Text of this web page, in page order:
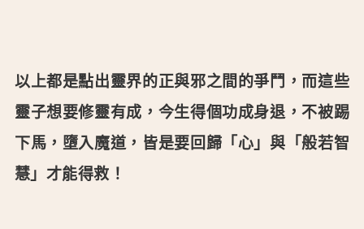
以上都是點出靈界的正與邪之間的爭鬥，而這些
靈子想要修靈有成，今生得個功成身退，不被踢
下馬，墮入魔道，皆是要回歸「心」與「般若智
慧」才能得救！